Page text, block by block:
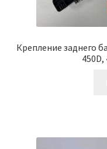
Крепление заднего
450D,